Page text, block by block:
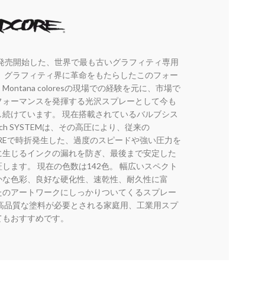
売開始した、世界で最も古いグラフィティ専用
グラフィティ界に革命をもたらしたこのフォー
coloresの現場での経験を元に、市場で
ーマンスを発揮する光沢スプレーとして今も
けています。 現在搭載されているバルブシス
SYSTEMは、その高圧により、従来の
で時折発生した、過度のスピードや強い圧力を
じるインクの漏れを防ぎ、最後まで安定した
ます。 現在の色数は142色。 幅広いスペクト
色彩、良好な硬化性、速乾性、耐久性に富
アートワークにしっかりついてくるスプレー
品質な塗料が必要とされる家庭用、工業用スプ
おすすめです。